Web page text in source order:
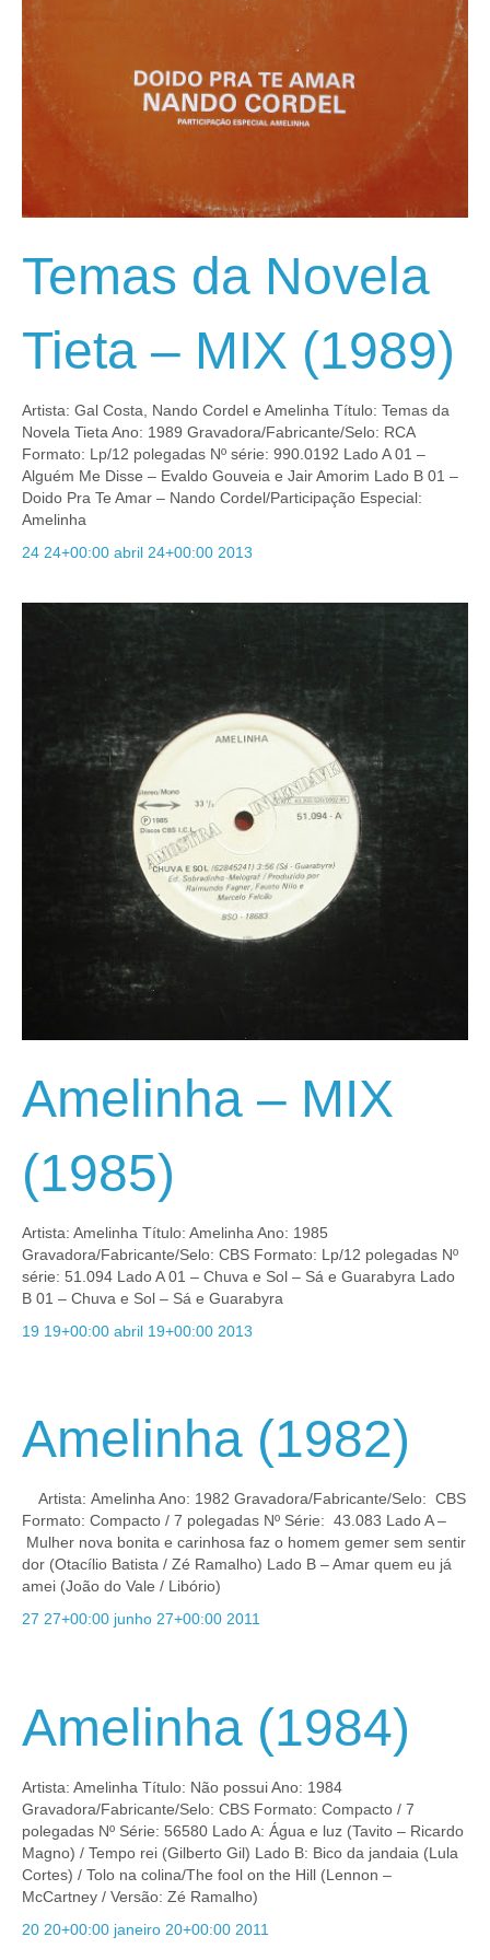
Temas da Novela
Tieta – MIX (1989)
Artista: Gal Costa, Nando Cordel e Amelinha Título: Temas da
Novela Tieta Ano: 1989 Gravadora/Fabricante/Selo: RCA
Formato: Lp/12 polegadas Nº série: 990.0192 Lado A 01 –
Alguém Me Disse – Evaldo Gouveia e Jair Amorim Lado B 01 –
Doido Pra Te Amar – Nando Cordel/Participação Especial:
Amelinha
24 24+00:00 abril 24+00:00 2013
Amelinha – MIX
(1985)
Artista: Amelinha Título: Amelinha Ano: 1985
Gravadora/Fabricante/Selo: CBS Formato: Lp/12 polegadas Nº
série: 51.094 Lado A 01 – Chuva e Sol – Sá e Guarabyra Lado
B 01 – Chuva e Sol – Sá e Guarabyra
19 19+00:00 abril 19+00:00 2013
Amelinha (1982)
Artista: Amelinha Ano: 1982 Gravadora/Fabricante/Selo: CBS
Formato: Compacto / 7 polegadas Nº Série: 43.083 Lado A –
Mulher nova bonita e carinhosa faz o homem gemer sem sentir
dor (Otacílio Batista / Zé Ramalho) Lado B – Amar quem eu já
amei (João do Vale / Libório)
27 27+00:00 junho 27+00:00 2011
Amelinha (1984)
Artista: Amelinha Título: Não possui Ano: 1984
Gravadora/Fabricante/Selo: CBS Formato: Compacto / 7
polegadas Nº Série: 56580 Lado A: Água e luz (Tavito – Ricardo
Magno) / Tempo rei (Gilberto Gil) Lado B: Bico da jandaia (Lula
Cortes) / Tolo na colina/The fool on the Hill (Lennon –
McCartney / Versão: Zé Ramalho)
20 20+00:00 janeiro 20+00:00 2011